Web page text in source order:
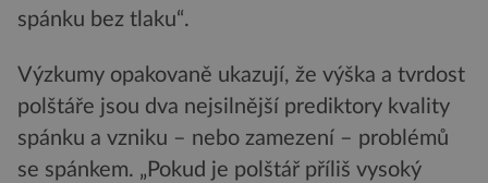
spánku bez tlaku“.
Výzkumy opakovaně ukazují, že výška a tvrdost
polštáře jsou dva nejsilnější prediktory kvality
spánku a vzniku – nebo zamezení – problémů
se spánkem. „Pokud je polštář příliš vysoký